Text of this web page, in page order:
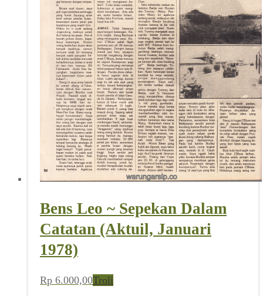
Bens Leo ~ Sepekan Dalam
Catatan (Aktuil, Januari
1978)
Rp 6.000,00Troli